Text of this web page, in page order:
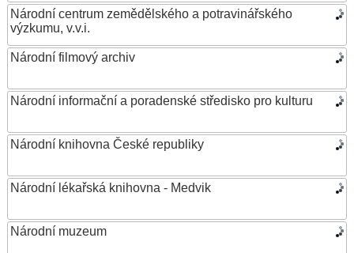
Národní centrum zemědělského a potravinářského
výzkumu, v.v.i.
Národní filmový archiv
Národní informační a poradenské středisko pro kulturu
Národní knihovna České republiky
Národní lékařská knihovna - Medvik
Národní muzeum